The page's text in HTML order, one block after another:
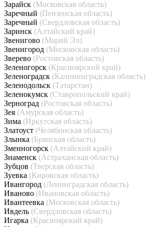
Зарайск (Московская область)
Заречный (Пензенская область)
Заречный (Свердловская область)
Заринск (Алтайский край)
Звенигово (Марий Эл)
Звенигород (Московская область)
Зверево (Ростовская область)
Зеленогорск (Красноярский край)
Зеленоградск (Калининградская область)
Зеленодольск (Татарстан)
Зеленокумск (Ставропольский край)
Зерноград (Ростовская область)
Зея (Амурская область)
Зима (Иркутская область)
Златоуст (Челябинская область)
Злынка (Брянская область)
Змеиногорск (Алтайский край)
Знаменск (Астраханская область)
Зубцов (Тверская область)
Зуевка (Кировская область)
Ивангород (Ленинградская область)
Иваново (Ивановская область)
Ивантеевка (Московская область)
Ивдель (Свердловская область)
Игарка (Красноярский край)